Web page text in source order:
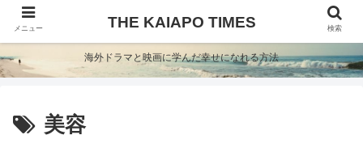
海外ドラマと映画に学んだ幸せになれる方法
美容
メニュー THE KAIAPO TIMES 検索